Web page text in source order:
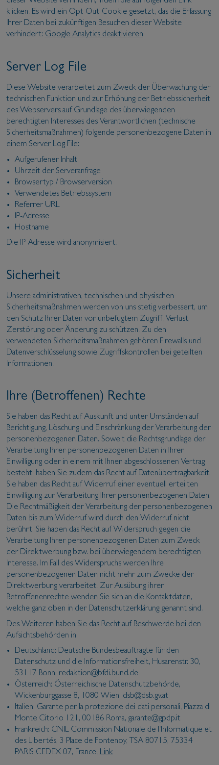
klicken. Es wird ein Opt-Out-Cookie gesetzt, das die Erfassung
Ihrer Daten bei zukünftigen Besuchen dieser Website
verhindert: Google Analytics deaktivieren
Server Log File
Diese Website verarbeitet zum Zweck der Überwachung der
technischen Funktion und zur Erhöhung der Betriebssicherheit
des Webservers auf Grundlage des überwiegenden
berechtigten Interesses des Verantwortlichen (technische
Sicherheitsmaßnahmen) folgende personenbezogene Daten in
einem Server Log File:
Aufgerufener Inhalt
Uhrzeit der Serveranfrage
Browsertyp / Browserversion
Verwendetes Betriebssystem
Referrer URL
IP-Adresse
Hostname
Die IP-Adresse wird anonymisiert.
Sicherheit
Unsere administrativen, technischen und physischen
Sicherheitsmaßnahmen werden von uns stetig verbessert, um
den Schutz Ihrer Daten vor unbefugtem Zugriff, Verlust,
Zerstörung oder Änderung zu schützen. Zu den
verwendeten Sicherheitsmaßnahmen gehören Firewalls und
Datenverschlüsselung sowie Zugriffskontrollen bei geteilten
Informationen.
Ihre (Betroffenen) Rechte
Sie haben das Recht auf Auskunft und unter Umständen auf
Berichtigung, Löschung und Einschränkung der Verarbeitung der
personenbezogenen Daten. Soweit die Rechtsgrundlage der
Verarbeitung Ihrer personenbezogenen Daten in Ihrer
Einwilligung oder in einem mit Ihnen abgeschlossenen Vertrag
besteht, haben Sie zudem das Recht auf Datenübertragbarkeit.
Sie haben das Recht auf Widerruf einer eventuell erteilten
Einwilligung zur Verarbeitung Ihrer personenbezogenen Daten.
Die Rechtmäßigkeit der Verarbeitung der personenbezogenen
Daten bis zum Widerruf wird durch den Widerruf nicht
berührt. Sie haben das Recht auf Widerspruch gegen die
Verarbeitung Ihrer personenbezogenen Daten zum Zweck
der Direktwerbung bzw. bei überwiegendem berechtigten
Interesse. Im Fall des Widerspruchs werden Ihre
personenbezogenen Daten nicht mehr zum Zwecke der
Direktwerbung verarbeitet. Zur Ausübung ihrer
Betroffenenrechte wenden Sie sich an die Kontaktdaten,
welche ganz oben in der Datenschutzerklärung genannt sind.
Des Weiteren haben Sie das Recht auf Beschwerde bei den
Aufsichtsbehörden in
Deutschland: Deutsche Bundesbeauftragte für den
Datenschutz und die Informationsfreiheit, Husarenstr. 30,
53117 Bonn, redaktion@bfdi.bund.de
Österreich: Österreichische Datenschutzbehörde,
Wickenburggasse 8, 1080 Wien, dsb@dsb.gv.at
Italien: Garante per la protezione dei dati personali, Piazza di
Monte Citorio 121, 00186 Roma, garante@gpdp.it
Frankreich: CNIL Commission Nationale de l'Informatique et
des Libertés, 3 Place de Fontenoy, TSA 80715, 75334
PARIS CEDEX 07, France, Link